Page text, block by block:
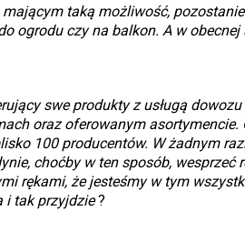
taką możliwość,
ogrodu czy na balkon. A w
swe produkty z usługą
oraz oferowanym
100 producentów. W żadnym
choćby w ten sposób, wesprzeć
rękami, że jesteśmy w tym
i tak przyjdzie?